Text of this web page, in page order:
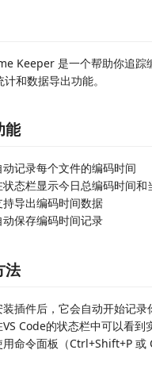
Keeper 是一个帮助你追踪
和数据导出功能。
能
动记录每个文件的编码时间
状态栏显示今日总编码时间和
持导出编码时间数据
动保存编码时间记录
法
装插件后，它会自动开始记
VS Code的状态栏中可以看到
用命令面板（Ctrl+Shift+P 或